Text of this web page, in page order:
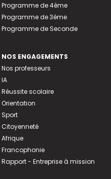
Programme de 4ème
Programme de 3ème
Programme de Seconde
NOS ENGAGEMENTS
Nos professeurs
IA
Réussite scolaire
Orientation
Sport
Citoyenneté
Afrique
Francophonie
Rapport - Entreprise à mission